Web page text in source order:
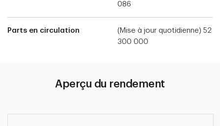
086
Parts en circulation
(Mise à jour quotidienne) 52
300 000
Aperçu du rendement